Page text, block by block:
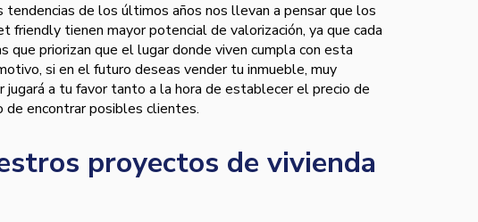
tendencias de los últimos años nos llevan a pensar que los
friendly tienen mayor potencial de valorización, ya que cada
que priorizan que el lugar donde viven cumpla con esta
si en el futuro deseas vender tu inmueble, muy
a tu favor tanto a la hora de establecer el precio de
de encontrar posibles clientes.
proyectos de vivienda